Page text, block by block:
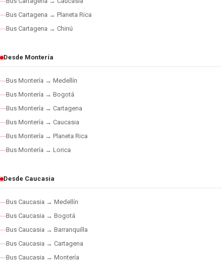
Bus Cartagena → Planeta Rica
Bus Cartagena → Chinú
Desde Montería
Bus Montería → Medellín
Bus Montería → Bogotá
Bus Montería → Cartagena
Bus Montería → Caucasia
Bus Montería → Planeta Rica
Bus Montería → Lorica
Desde Caucasia
Bus Caucasia → Medellín
Bus Caucasia → Bogotá
Bus Caucasia → Barranquilla
Bus Caucasia → Cartagena
Bus Caucasia → Montería